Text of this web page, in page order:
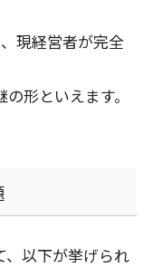
現経営者が完全
形といえます。
、以下が挙げられ